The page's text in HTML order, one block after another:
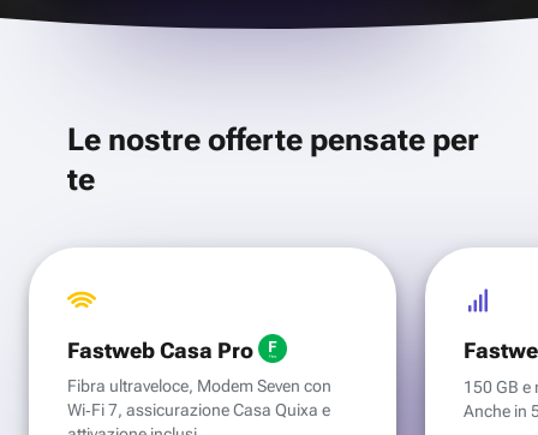
Le nostre offerte pensate per
te
Fastweb Casa Pro
Fibra ultraveloce, Modem Seven con
Wi‑Fi 7, assicurazione Casa Quixa e
150 GB e
Anche in